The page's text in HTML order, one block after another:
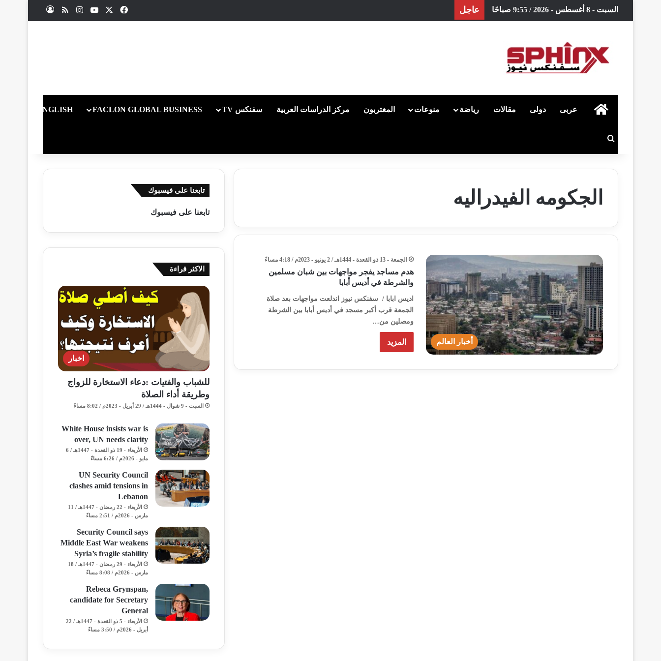
السبت - 8 أغسطس - 2026 / 9:55 صباحًا عاجل فيسبوك يوتيوبانستقرامملخص الموقع RSS
الرئيسية
عربى دولى مقالات رياضة منوعات المغتربون مركز الدراسات العربية سفنكس TV FACLON GLOBAL BUSINESS
ENGLISH
الجكومه الفيدراليه
أخبار العالم
الجمعة - 13 ذو القعدة - 1444هـ / 2 يونيو - 2023م / 4:18 مساءً
هدم مساجد يفجر مواجهات بين شبان مسلمين
والشرطة في أديس أبابا
اديس ابابا / سفنكس نيوز اندلعت مواجهات بعد صلاة
الجمعة قرب أكبر مسجد في أديس أبابا بين الشرطة
ومصلين من…
المزيد
تابعنا على فيسبوك
تابعنا على فيسبوك
الاكثر قراءة
اخبار
للشباب والفتيات :دعاء الاستخارة للزواج
وطريقة أداء الصلاة
السبت - 9 شوال - 1444هـ / 29 أبريل - 2023م / 8:02 مساءً
White House insists war is
over, UN needs clarity
الأربعاء - 19 ذو القعدة - 1447هـ / 6
مايو - 2026م / 6:26 مساءً
UN Security Council
clashes amid tensions in
Lebanon
الأربعاء - 22 رمضان - 1447هـ / 11
مارس - 2026م / 2:51 مساءً
Security Council says
Middle East War weakens
Syria’s fragile stability
الأربعاء - 29 رمضان - 1447هـ / 18
مارس - 2026م / 8:08 مساءً
Rebeca Grynspan,
candidate for Secretary
General
الأربعاء - 5 ذو القعدة - 1447هـ / 22
أبريل - 2026م / 3:50 مساءً